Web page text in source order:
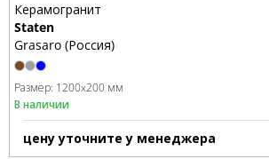
Керамогранит
Staten
Grasaro (Россия)
Размер: 1200x200 мм
В наличии
цену уточните у менеджера